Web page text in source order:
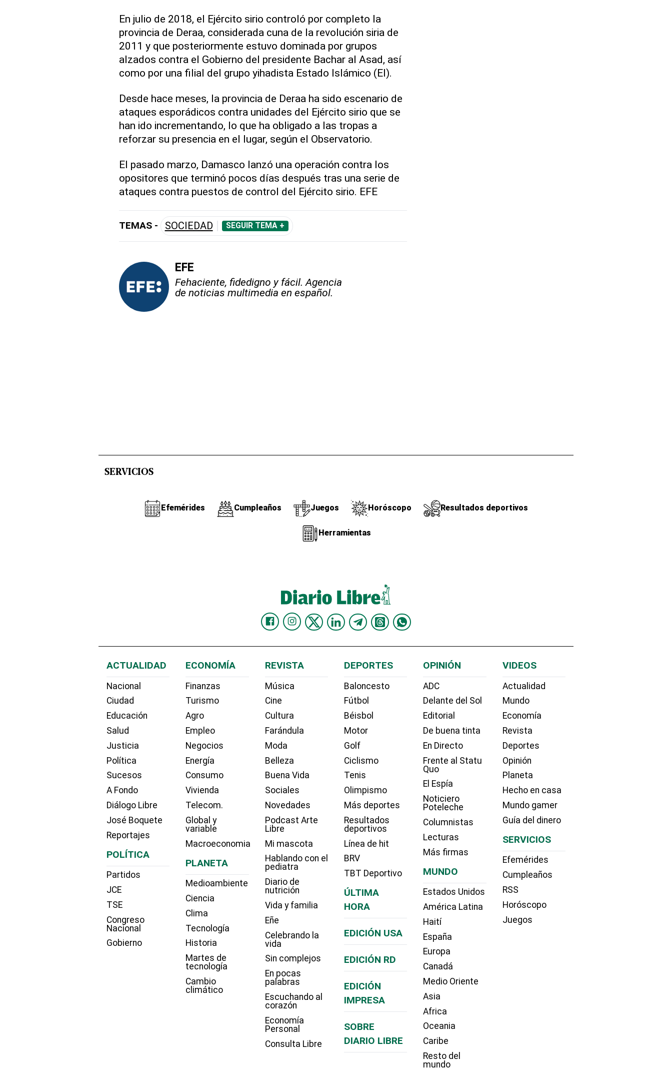
En julio de 2018, el Ejército sirio controló por completo la
provincia de Deraa, considerada cuna de la revolución siria de
2011 y que posteriormente estuvo dominada por grupos
alzados contra el Gobierno del presidente Bachar al Asad, así
como por una filial del grupo yihadista Estado Islámico (EI).
Desde hace meses, la provincia de Deraa ha sido escenario de
ataques esporádicos contra unidades del Ejército sirio que se
han ido incrementando, lo que ha obligado a las tropas a
reforzar su presencia en el lugar, según el Observatorio.
El pasado marzo, Damasco lanzó una operación contra los
opositores que terminó pocos días después tras una serie de
ataques contra puestos de control del Ejército sirio. EFE
TEMAS - SOCIEDAD SEGUIR TEMA +
EFE
Fehaciente, fidedigno y fácil. Agencia
de noticias multimedia en español.
SERVICIOS
Efemérides Cumpleaños Juegos Horóscopo Resultados deportivos
Herramientas
ACTUALIDAD
Nacional
Ciudad
Educación
Salud
Justicia
Política
Sucesos
A Fondo
Diálogo Libre
José Boquete
Reportajes
POLÍTICA
Partidos
JCE
TSE
Congreso
Nacional
Gobierno
ECONOMÍA
Finanzas
Turismo
Agro
Empleo
Negocios
Energía
Consumo
Vivienda
Telecom.
Global y
variable
Macroeconomia
PLANETA
Medioambiente
Ciencia
Clima
Tecnología
Historia
Martes de
tecnología
Cambio
climático
REVISTA
Música
Cine
Cultura
Farándula
Moda
Belleza
Buena Vida
Sociales
Novedades
Podcast Arte
Libre
Mi mascota
Hablando con el
pediatra
Diario de
nutrición
Vida y familia
Eñe
Celebrando la
vida
Sin complejos
En pocas
palabras
Escuchando al
corazón
Economía
Personal
Consulta Libre
DEPORTES
Baloncesto
Fútbol
Béisbol
Motor
Golf
Ciclismo
Tenis
Olimpismo
Más deportes
Resultados
deportivos
Línea de hit
BRV
TBT Deportivo
ÚLTIMA
HORA
EDICIÓN USA
EDICIÓN RD
EDICIÓN
IMPRESA
SOBRE
DIARIO LIBRE
OPINIÓN
ADC
Delante del Sol
Editorial
De buena tinta
En Directo
Frente al Statu
Quo
El Espía
Noticiero
Poteleche
Columnistas
Lecturas
Más firmas
MUNDO
Estados Unidos
América Latina
Haití
España
Europa
Canadá
Medio Oriente
Asia
Africa
Oceania
Caribe
Resto del
mundo
VIDEOS
Actualidad
Mundo
Economía
Revista
Deportes
Opinión
Planeta
Hecho en casa
Mundo gamer
Guía del dinero
SERVICIOS
Efemérides
Cumpleaños
RSS
Horóscopo
Juegos